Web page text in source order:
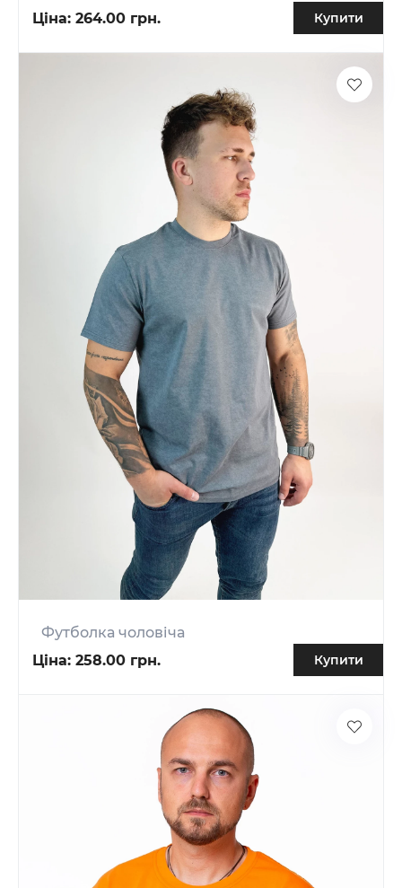
Ціна: 264.00 грн. Купити
Футболка чоловіча
Ціна: 258.00 грн. Купити